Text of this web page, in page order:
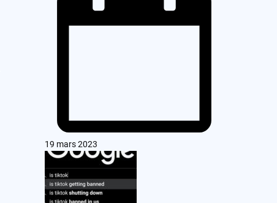
19 mars 2023